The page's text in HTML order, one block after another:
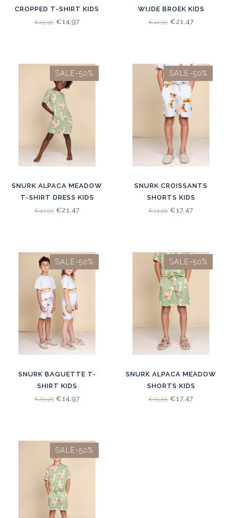
CROPPED T-SHIRT KIDS
€29,95€14,97
WIJDE BROEK KIDS
€42,95€21,47
SALE-50%
SNURK ALPACA MEADOW
T-SHIRT DRESS KIDS
€42,95€21,47
SALE-50%
SNURK CROISSANTS
SHORTS KIDS
€34,95 €17,47
SALE-50%
SNURK BAGUETTE T-
SHIRT KIDS
€29,95€14,97
SALE-50%
SNURK ALPACA MEADOW
SHORTS KIDS
€34,95 €17,47
SALE-50%